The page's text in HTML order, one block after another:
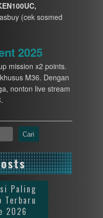
(cek sosmed
2025
mission x2 points.
M36. Dengan
nonton live stream
Cari
Paling
2026